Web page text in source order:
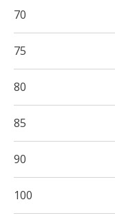
70
75
80
85
90
100